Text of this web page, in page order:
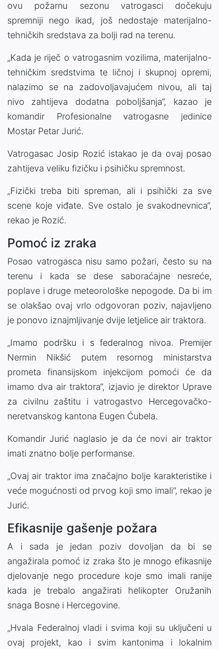
ovu požarnu sezonu vatrogasci dočekuju
spremniji nego ikad, još nedostaje materijalno-
tehničkih sredstava za bolji rad na terenu.
„Kada je riječ o vatrogasnim vozilima, materijalno-
tehničkim sredstvima te ličnoj i skupnoj opremi,
nalazimo se na zadovoljavajućem nivou, ali taj
nivo zahtijeva dodatna poboljšanja“, kazao je
komandir Profesionalne vatrogasne jedinice
Mostar Petar Jurić.
Vatrogasac Josip Rozić istakao je da ovaj posao
zahtijeva veliku fizičku i psihičku spremnost.
„Fizički treba biti spreman, ali i psihički za sve
scene koje viđate. Sve ostalo je svakodnevnica“,
rekao je Rozić.
Pomoć iz zraka
Posao vatrogasca nisu samo požari, često su na
terenu i kada se dese saboraćajne nesreće,
poplave i druge meteorološke nepogode. Da bi im
se olakšao ovaj vrlo odgovoran poziv, najavljeno
je ponovo iznajmljivanje dvije letjelice air traktora.
„Imamo podršku i s federalnog nivoa. Premijer
Nermin Nikšić putem resornog ministarstva
prometa finansijskom injekcijom pomoći će da
imamo dva air traktora“, izjavio je direktor Uprave
za civilnu zaštitu i vatrogastvo Hercegovačko-
neretvanskog kantona Eugen Ćubela.
Komandir Jurić naglasio je da će novi air traktor
imati znatno bolje performanse.
„Ovaj air traktor ima značajno bolje karakteristike i
veće mogućnosti od prvog koji smo imali“, rekao je
Jurić.
Efikasnije gašenje požara
A i sada je jedan poziv dovoljan da bi se
angažirala pomoć iz zraka što je mnogo efikasnije
djelovanje nego procedure koje smo imali ranije
kada je trebalo angažirati helikopter Oružanih
snaga Bosne i Hercegovine.
„Hvala Federalnoj vladi i svima koji su uključeni u
ovaj projekt, kao i svim kantonima i lokalnim